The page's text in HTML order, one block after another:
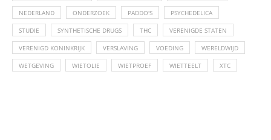
NEDERLAND ONDERZOEK PADDO'S PSYCHEDELICA
STUDIE SYNTHETISCHE DRUGS THC VERENIGDE STATEN
VERENIGD KONINKRIJK VERSLAVING VOEDING WERELDWIJD
WETGEVING WIETOLIE WIETPROEF WIETTEELT XTC